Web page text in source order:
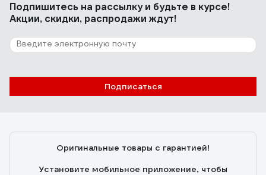
Подпишитесь на рассылкуи будьте в курсе!
Акции, скидки, распродажи ждут!
Подписаться
Оригинальные товары с гарантией!
Установите мобильное приложение, чтобы